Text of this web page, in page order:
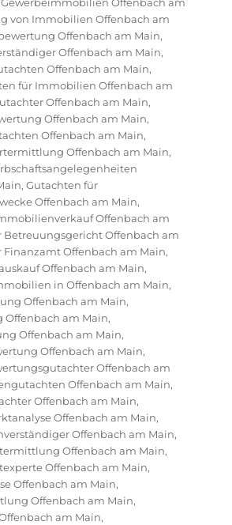
Offenbach am
von Immobilien Offenbach am
Offenbach am Main,
Offenbach am Main,
Offenbach am Main,
für Immobilien Offenbach am
Offenbach am Main,
Offenbach am Main,
Offenbach am Main,
Offenbach am Main,
,Gutachten für
Offenbach am Main,
Offenbach am
Betreuungsgericht Offenbach am
Finanzamt Offenbach am Main,
Offenbach am Main,
in Offenbach am Main,
Offenbach am Main,
Offenbach am Main,
Offenbach am Main,
Offenbach am Main,
Offenbach am
Offenbach am Main,
Offenbach am Main,
Offenbach am Main,
Offenbach am Main,
Offenbach am Main,
Offenbach am Main,
Offenbach am Main,
Offenbach am Main,
am Main,